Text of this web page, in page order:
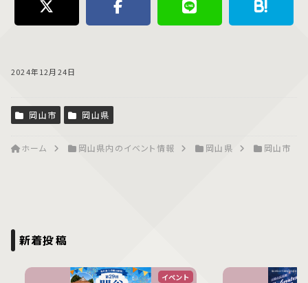
2024年12月24日
岡山市 岡山県
ホーム 岡山県内のイベント情報 岡山県 岡山市
新着投稿
イベント